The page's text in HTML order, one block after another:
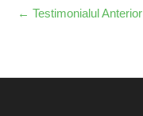
← Testimonialul Anterior